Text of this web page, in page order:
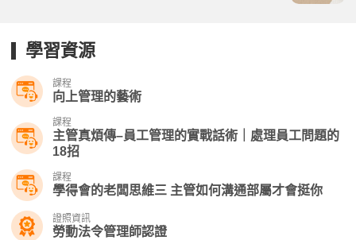
學習資源
課程
向上管理的藝術
課程
主管真煩傳–員工管理的實戰話術｜處理員工問題的
18招
課程
學得會的老闆思維三 主管如何溝通部屬才會挺你
證照資訊
勞動法令管理師認證